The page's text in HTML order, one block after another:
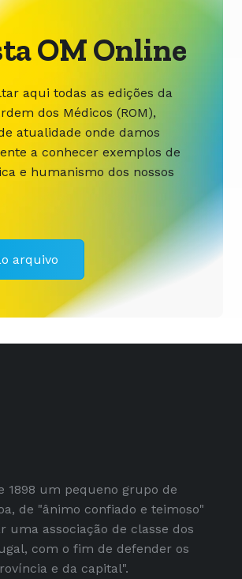
OM Online
aqui todas as edições da
dos Médicos (ROM),
atualidade onde damos
a conhecer exemplos de
e humanismo dos nossos
arquivo
1898 um pequeno grupo de
de "ânimo confiado e teimoso"
associação de classe dos
com o fim de defender os
e da capital".